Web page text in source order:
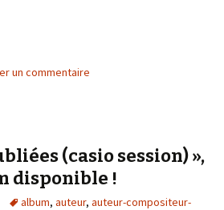
un commentaire
(casio session) »,
disponible !
album, auteur, auteur-compositeur-